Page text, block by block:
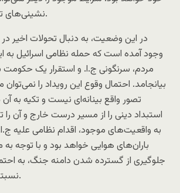
نشینی‌های تاکتیکی مدیریت کند.
در این وضعیت، به دنبال تحولات اخیر
وجود آمده است که حمله نظامی اسرائیل به
مردم، سرنگونی ج.ا. و استقرار یک حکومت
بیانجامد. احتمال وقوع این رویداد را نمی‌توان
تصور واقع بینانه‌ای نیست و تکیه به آن
استبداد دینی را از مسیر درست خارج و آن
به واقعیت‌های موجود، اقدام نظامی علیه
باران‌های هوایی خواهد بود و با توجه به
جلوگیری از گسترده شدن دامنه جنگ، به
نسبتا محدود خواهد بود.